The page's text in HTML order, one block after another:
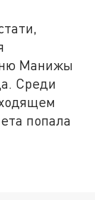
Манижы
Среди
попала